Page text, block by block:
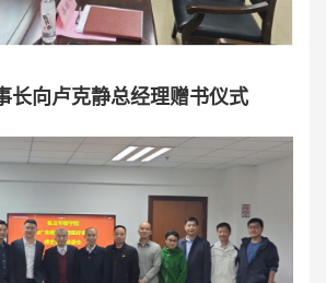
长向卢克静总经理赠书仪式